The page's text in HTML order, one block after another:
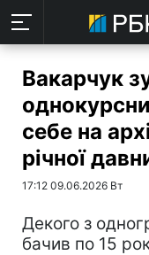
Вакарчук
себе на
річної
17:12 09.06.2026 Вт
Декого з
бачив по 15